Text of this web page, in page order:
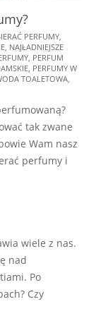
PERFUMY
NAJŁADNIEJSZE
PERFUM
PERFUMY W
TOALETOWA
tak zwane
Wam nasz
perfumy i
wiele z nas.
nad
Po
Czy